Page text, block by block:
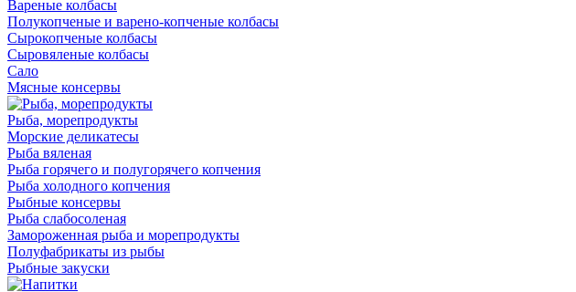
Вареные колбасы
Полукопченые и варено-копченые колбасы
Сырокопченые колбасы
Сыровяленые колбасы
Сало
Мясные консервы
Рыба, морепродукты
Морские деликатесы
Рыба вяленая
Рыба горячего и полугорячего копчения
Рыба холодного копчения
Рыбные консервы
Рыба слабосоленая
Замороженная рыба и морепродукты
Полуфабрикаты из рыбы
Рыбные закуски